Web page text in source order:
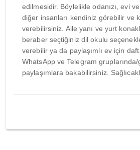
edilmesidir. Böylelikle odanızı, evi
diğer insanları kendiniz görebilir ve
verebilirsiniz. Aile yanı ve yurt
beraber seçtiğiniz dil okulu
verebilir ya da paylaşımlı ev için
WhatsApp ve Telegram gruplarında/
paylaşımlara bakabilirsiniz.